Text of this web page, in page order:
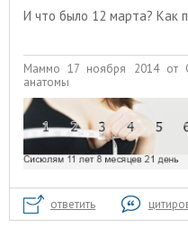
И что было 12 марта? Как
Маммо 17 ноября 2014 от
анатомы
ответить